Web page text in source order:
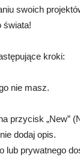
swoich
świata!
kroki:
nie masz.
przycisk „New”
dodaj opis.
lub prywatnego